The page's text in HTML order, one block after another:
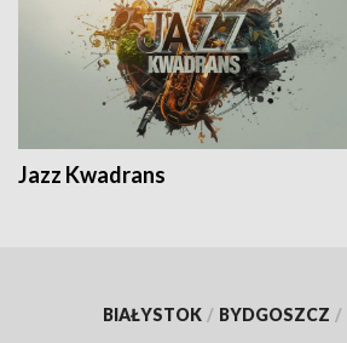
Jazz Kwadrans
BIAŁYSTOK / BYDGOSZCZ /